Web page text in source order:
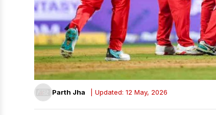
Parth Jha | Updated: 12 May, 2026